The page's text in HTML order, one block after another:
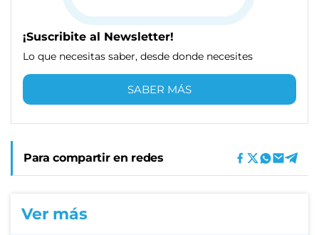
¡Suscribite al Newsletter!
Lo que necesitas saber, desde donde necesites
SABER MÁS
Para compartir en redes
Ver más